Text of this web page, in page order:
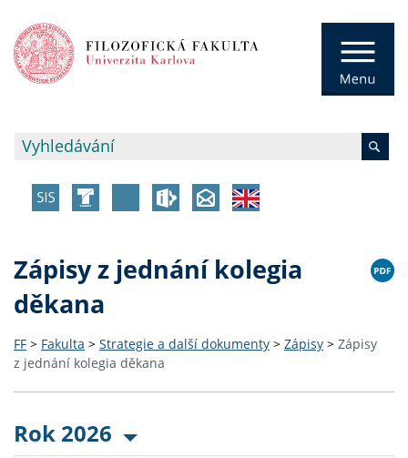
Zápisy z jednání kolegia
děkana
FF > Fakulta > Strategie a další dokumenty > Zápisy > Zápisy
z jednání kolegia děkana
Rok 2026